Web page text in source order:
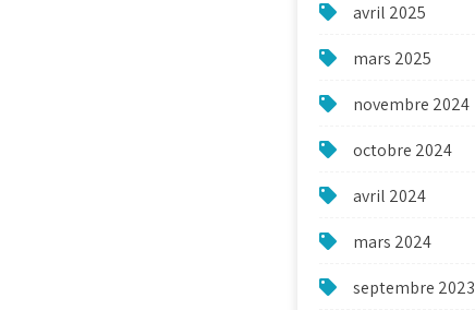
avril 2025
mars 2025
novembre 2024
octobre 2024
avril 2024
mars 2024
septembre 2023